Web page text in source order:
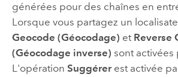
générées pour des chaînes en
Lorsque vous partagez un
Geocode (Géocodage) et Reverse
(Géocodage inverse) sont activées
L'opération Suggérerest activée